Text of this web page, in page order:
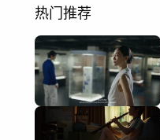
热门推荐